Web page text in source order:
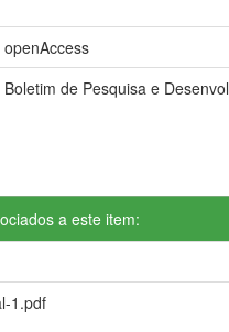
openAccess
Boletim de Pesquisa e
a este item:
1.pdf